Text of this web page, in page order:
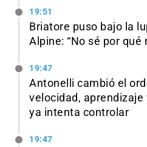
19:51
Briatore puso bajo la
Alpine: “No sé por qué
19:47
Antonelli cambió el
velocidad,
ya intenta controlar
19:47